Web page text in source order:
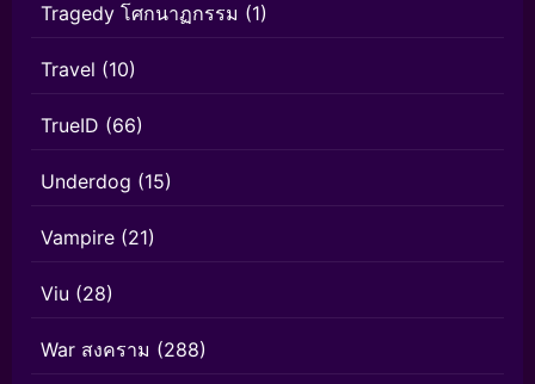
Tragedy โศกนาฏกรรม (1)
Travel (10)
TrueID (66)
Underdog (15)
Vampire (21)
Viu (28)
War สงคราม (288)